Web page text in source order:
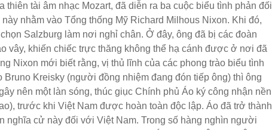
tài âm nhạc Mozart, đã diễn ra ba cuộc biểu tình phản đối
nhằm vào Tổng thống Mỹ Richard Milhous Nixon. Khi đó,
Salzburg làm nơi nghỉ chân. Ở đây, ông đã bị các đoàn
vây, khiến chiếc trực thăng không thể hạ cánh được ở nơi đã
Nixon mới biết rằng, vị thủ lĩnh của các phong trào biểu tình
Kreisky (người đồng nhiệm đang đón tiếp ông) thì ông
nên một làn sóng, thúc giục Chính phủ Áo ký công nhận nền
trước khi Việt Nam được hoàn toàn độc lập. Áo đã trở thành
nghĩa cử này đối với Việt Nam. Trong số hàng nghìn người